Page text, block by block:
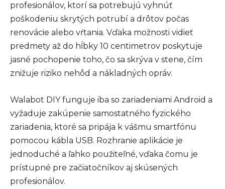
profesionálov, ktorí sa potrebujú vyhnúť
poškodeniu skrytých potrubí a drôtov počas
renovácie alebo vŕtania. Vďaka možnosti vidieť
predmety až do hĺbky 10 centimetrov poskytuje
jasné pochopenie toho, čo sa skrýva v stene, čím
znižuje riziko nehôd a nákladných opráv.
Walabot DIY funguje iba so zariadeniami Android a
vyžaduje zakúpenie samostatného fyzického
zariadenia, ktoré sa pripája k vášmu smartfónu
pomocou kábla USB. Rozhranie aplikácie je
jednoduché a ľahko použiteľné, vďaka čomu je
prístupné pre začiatočníkov aj skúsených
profesionálov.